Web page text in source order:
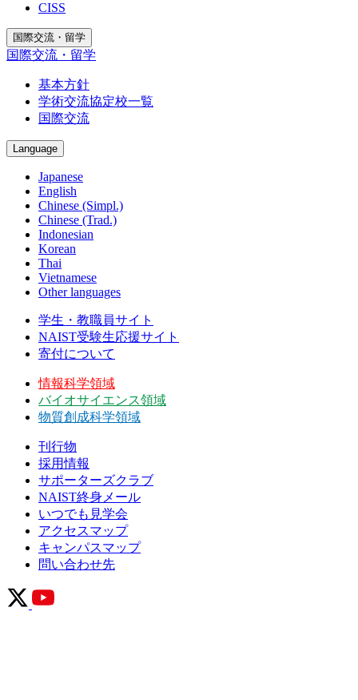
CISS
国際交流・留学
国際交流・留学
基本方針
学術交流協定校一覧
国際交流
Language
Japanese
English
Chinese (Simpl.)
Chinese (Trad.)
Indonesian
Korean
Thai
Vietnamese
Other languages
学生・教職員サイト
NAIST受験生応援サイト
寄付について
情報科学領域
バイオサイエンス領域
物質創成科学領域
刊行物
採用情報
サポーターズクラブ
NAIST終身メール
いつでも見学会
アクセスマップ
キャンパスマップ
問い合わせ先